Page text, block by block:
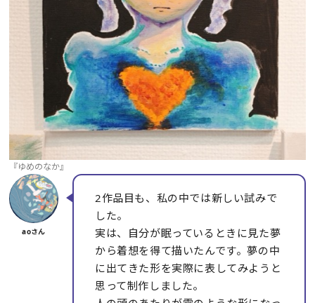
『ゆめのなか』
2作品目も、私の中では新しい試みで
した。
実は、自分が眠っているときに見た夢
から着想を得て描いたんです。夢の中
に出てきた形を実際に表してみようと
思って制作しました。